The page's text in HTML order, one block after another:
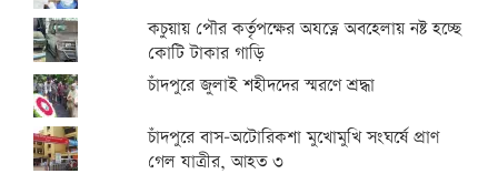
কচুয়ায় পৌর কর্তৃপক্ষের অযত্নে অবহেলায় নষ্ট হচ্ছে
কোটি টাকার গাড়ি
চাঁদপুরে জুলাই শহীদদের স্মরণে শ্রদ্ধা
চাঁদপুরে বাস-অটোরিকশা মুখোমুখি সংঘর্ষে প্রাণ
গেল যাত্রীর, আহত ৩